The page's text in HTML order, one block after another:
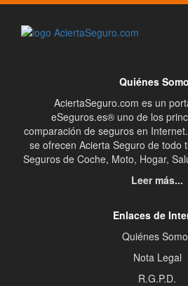
Quiénes
AciertaSeguro.com es un
eSeguros.es® uno de los
comparación de seguros en
se ofrecen Acierta Seguro de todo
Seguros de Coche, Moto, Hogar,
Leer más...
Enlaces de
Quiénes
Nota Legal
R.G.P.D.